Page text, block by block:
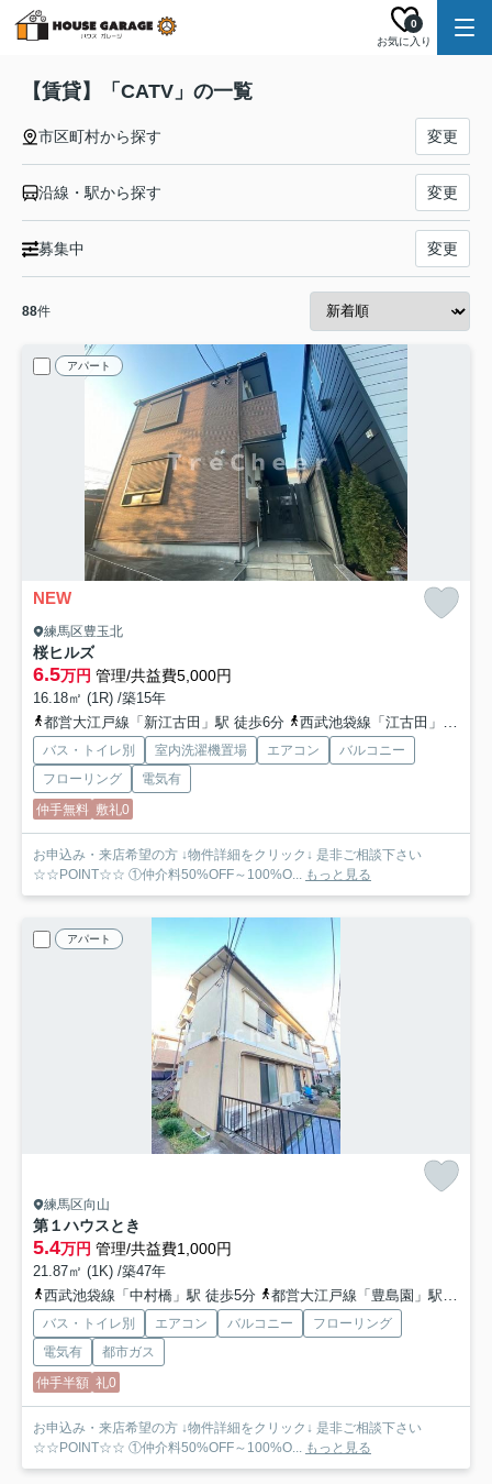
お気に入り
0
【賃貸】「CATV」の一覧
市区町村から探す 変更
沿線・駅から探す 変更
募集中 変更
88件
アパート
NEW
練馬区豊玉北
桜ヒルズ
6.5万円 管理/共益費5,000円
16.18㎡ (1R) /築15年
都営大江戸線「新江古田」駅 徒歩6分
西武池袋線「江古田」駅 徒歩9分
バス・トイレ別 室内洗濯機置場 エアコン
バルコニー
フローリング
電気有
仲手無料 敷礼0
お申込み・来店希望の方 ↓物件詳細をクリック↓ 是非ご相談下さい
☆☆POINT☆☆ ①仲介料50%OFF～100%O... もっと見る
アパート
練馬区向山
第１ハウスとき
5.4万円 管理/共益費1,000円
21.87㎡ (1K) /築47年
西武池袋線「中村橋」駅 徒歩5分
都営大江戸線「豊島園」駅 徒歩17分
バス・トイレ別 エアコン バルコニー
フローリング
電気有
都市ガス
仲手半額 礼0
お申込み・来店希望の方 ↓物件詳細をクリック↓ 是非ご相談下さい
☆☆POINT☆☆ ①仲介料50%OFF～100%O... もっと見る